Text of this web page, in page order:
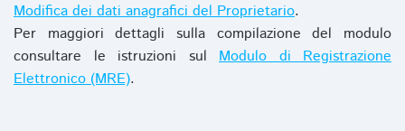
Modifica dei dati anagrafici del Proprietario.
Per maggiori dettagli sulla compilazione del modulo
consultare le istruzioni sul Modulo di Registrazione
Elettronico (MRE).